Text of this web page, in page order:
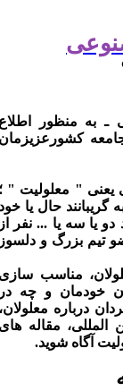
ـ به منظور اطلاع
کشورعزیزمان
" معلولیت " ؛
حال یا خود
یا سه یا ... نفر از
تیم بزرگ و دلسوز
مناسب سازی
خودمان و چه در
درباره معلولان،
مقاله های
آگاه شوید.